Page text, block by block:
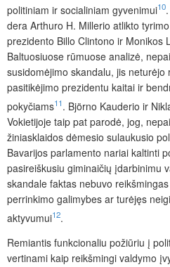
politiniam ir socialiniam gyvenimui10
dera Arthuro H. Millerio atlikto
prezidento Billo Clintono ir Monikos
Baltuosiuose rūmuose analizė,
susidomėjimo skandalu, jis
pasitikėjimo prezidentu kaitai ir
pokyčiams11. Björno Kauderio ir
Vokietijoje taip pat parodė, jog,
žiniasklaidos dėmesio sulaukusio
Bavarijos parlamento nariai kaltinti
pasireiškusiu giminaičių įdarbinimu
skandale faktas nebuvo
perrinkimo galimybes ar turėjęs
aktyvumui12.
Remiantis funkcionaliu požiūriu į
vertinami kaip reikšmingi valdymo